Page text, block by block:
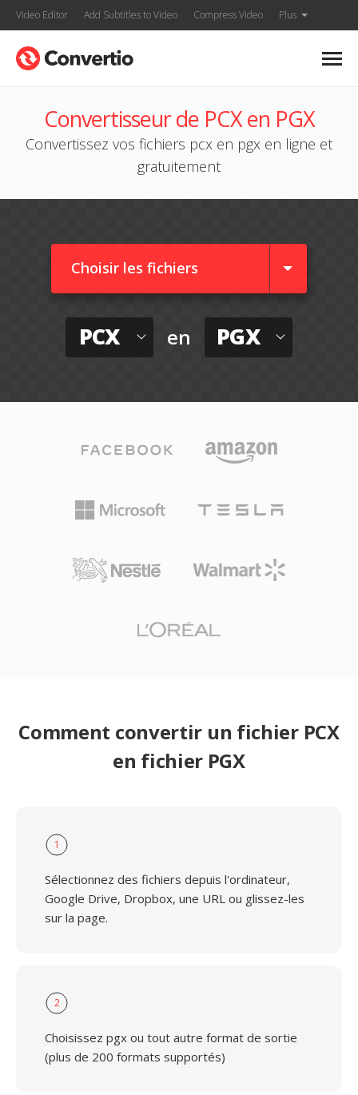
Video Editor Add Subtitles to Video Compress Video Plus
Convertisseur de PCX en PGX
Convertissez vos fichiers pcx en pgx en ligne et
gratuitement
Choisir les fichiers
PCX en PGX
Comment convertir un fichier PCX
en fichier PGX
1
Sélectionnez des fichiers depuis l'ordinateur,
Google Drive, Dropbox, une URL ou glissez-les
sur la page.
2
Choisissez pgx ou tout autre format de sortie
(plus de 200 formats supportés)